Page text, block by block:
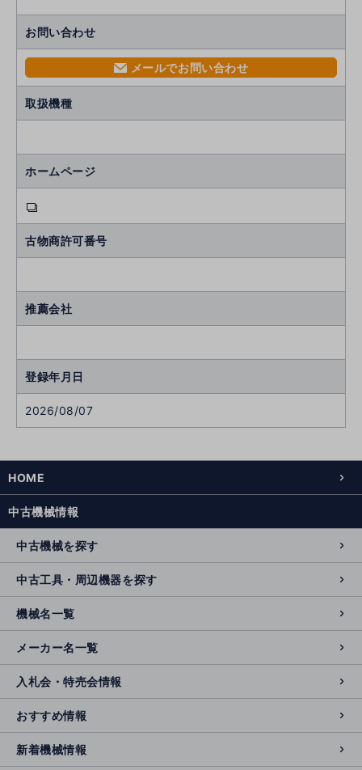
お問い合わせ
mail メールでお問い合わせ
取扱機種
ホームページ
古物商許可番号
推薦会社
登録年月日
2026/08/07
HOME
中古機械情報
中古機械を探す
中古工具・周辺機器を探す
機械名一覧
メーカー名一覧
入札会・特売会情報
おすすめ情報
新着機械情報